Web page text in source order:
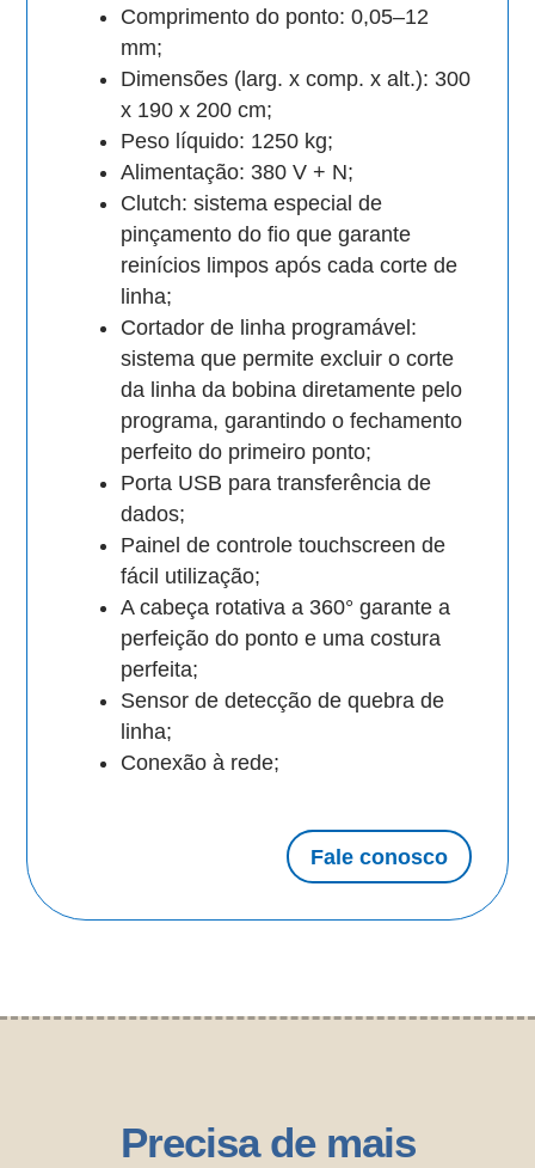
Comprimento do ponto: 0,05–12
mm;
Dimensões (larg. x comp. x alt.): 300
x 190 x 200 cm;
Peso líquido: 1250 kg;
Alimentação: 380 V + N;
Clutch: sistema especial de
pinçamento do fio que garante
reinícios limpos após cada corte de
linha;
Cortador de linha programável:
sistema que permite excluir o corte
da linha da bobina diretamente pelo
programa, garantindo o fechamento
perfeito do primeiro ponto;
Porta USB para transferência de
dados;
Painel de controle touchscreen de
fácil utilização;
A cabeça rotativa a 360° garante a
perfeição do ponto e uma costura
perfeita;
Sensor de detecção de quebra de
linha;
Conexão à rede;
Fale conosco
Precisa de mais